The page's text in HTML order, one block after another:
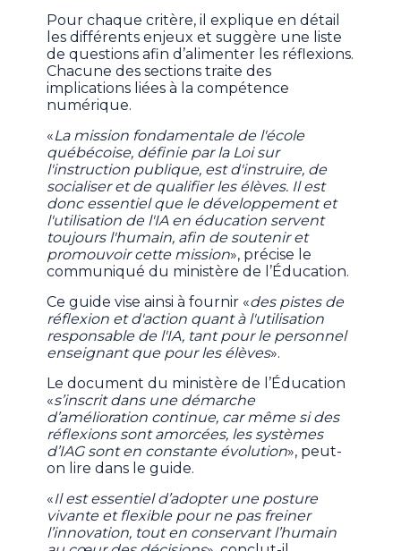
Pour chaque critère, il explique en détail
les différents enjeux et suggère une liste
de questions afin d’alimenter les réflexions.
Chacune des sections traite des
implications liées à la compétence
numérique.
«La mission fondamentale de l'école
québécoise, définie par la Loi sur
l'instruction publique, est d'instruire, de
socialiser et de qualifier les élèves. Il est
donc essentiel que le développement et
l'utilisation de l'IA en éducation servent
toujours l'humain, afin de soutenir et
promouvoir cette mission», précise le
communiqué du ministère de l’Éducation.
Ce guide vise ainsi à fournir «des pistes de
réflexion et d'action quant à l'utilisation
responsable de l'IA, tant pour le personnel
enseignant que pour les élèves».
Le document du ministère de l’Éducation
«s’inscrit dans une démarche
d’amélioration continue, car même si des
réflexions sont amorcées, les systèmes
d’IAG sont en constante évolution», peut-
on lire dans le guide.
«Il est essentiel d’adopter une posture
vivante et flexible pour ne pas freiner
l’innovation, tout en conservant l’humain